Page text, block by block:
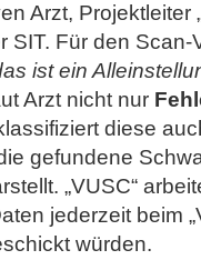
Arzt, Projektleiter
SIT. Für den
ist ein
Arzt nicht nur
diese
gefundene
„VUSC“
jederzeit beim
würden.